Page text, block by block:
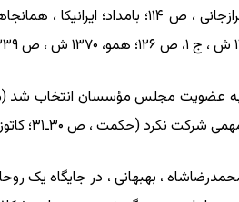
، ص ۳۰ـ۳۱؛ کاتوزیان ، ص ۵۹؛ ایرانیکا ، همانجا).
، بهبهانی ، در جایگاه یک